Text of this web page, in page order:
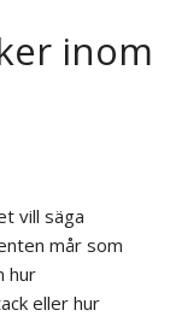
inom
vill säga
mår som
hur
eller hur